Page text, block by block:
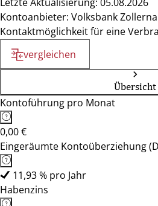
Kontoanbieter: Volksbank
Kontaktmöglichkeit für eine
vergleichen
Übersicht
Kontoführung pro Monat
0,00 €
Eingeräumte Kontoüberziehung
11,93 % pro Jahr
Habenzins